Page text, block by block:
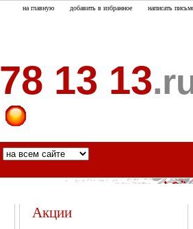
на главную добавить в избранное написать
78 13 13
Акции